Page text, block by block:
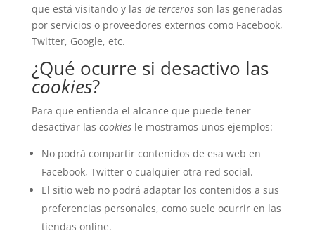
que está visitando y las de tercerosson las generadas
por servicios o proveedores externos como Facebook,
Twitter, Google, etc.
¿Qué ocurre si desactivo las
cookies?
Para que entienda el alcance que puede tener
desactivar las cookiesle mostramos unos ejemplos:
No podrá compartir contenidos de esa web en
Facebook, Twitter o cualquier otra red social.
El sitio web no podrá adaptar los contenidos a sus
preferencias personales, como suele ocurrir en las
tiendas online.